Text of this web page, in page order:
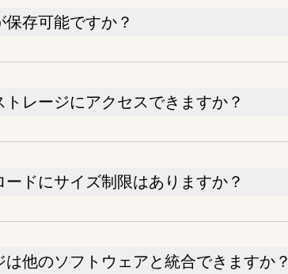
存可能ですか？
レージにアクセスできますか？
ドにサイズ制限はありますか？
他のソフトウェアと統合できますか？